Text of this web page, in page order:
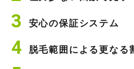
安心の保証システム
脱毛範囲による更なる